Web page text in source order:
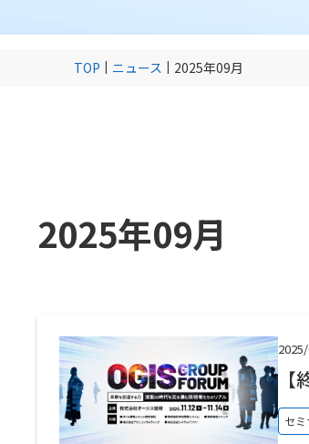
アミックが選ばれ
基幹業務システム
原価管理：STRA
創業からの歩み
TOP ニュース 2025年09月
2025年09月
セ